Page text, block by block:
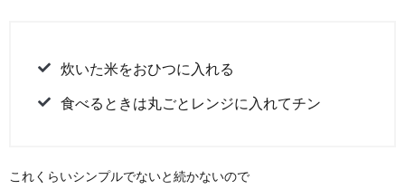
炊いた米をおひつに入れる
食べるときは丸ごとレンジに入れてチン
これくらいシンプルでないと続かないので